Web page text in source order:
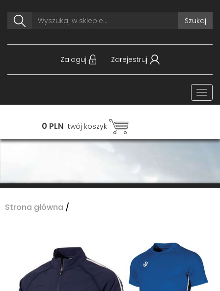
Szukaj
Zaloguj Zarejestruj
0 PLN twój koszyk
Strona główna /